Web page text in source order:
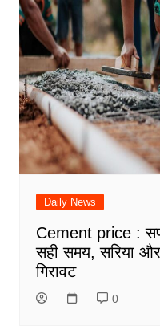
Daily News
Cement price :
सही समय, सरिया
गिरावट
0